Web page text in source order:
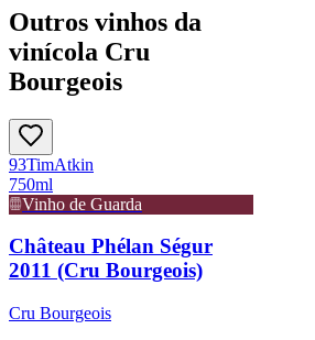
Outros vinhos da
vinícola Cru
Bourgeois
93TimAtkin
750ml
Vinho de Guarda
Château Phélan Ségur
2011 (Cru Bourgeois)
Cru Bourgeois